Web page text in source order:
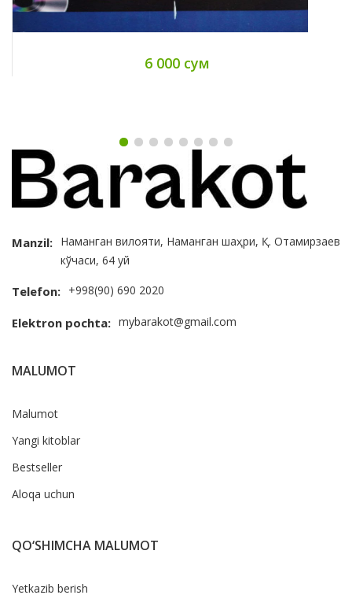
6 000 сум
Manzil: Наманган вилояти, Наманган шаҳри, Қ. Отамирзаев
кўчаси, 64 уй
Telefon: +998(90) 690 2020
Elektron pochta: mybarakot@gmail.com
MALUMOT
Malumot
Yangi kitoblar
Bestseller
Aloqa uchun
QO‘SHIMCHA MALUMOT
Yetkazib berish